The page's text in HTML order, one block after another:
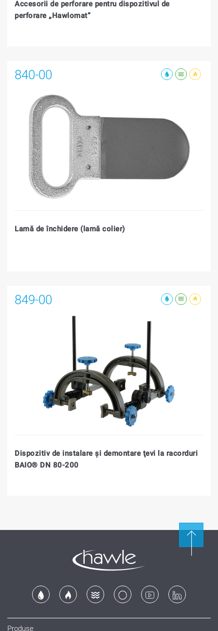
Accesorii de perforare pentru dispozitivul de
perforare „Hawlomat”
840-00
Lamă de închidere (lamă colier)
849-00
Dispozitiv de instalare şi demontare ţevi la racorduri
BAIO® DN 80-200
Produse